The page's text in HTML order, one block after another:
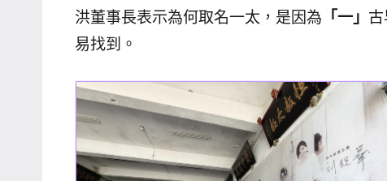
洪董事長表示為何取名一太，是因為 「一」
易找到。